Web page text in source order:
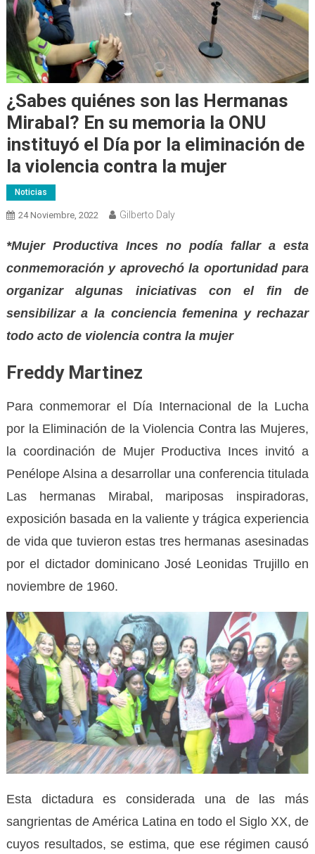
¿Sabes quiénes son las Hermanas
Mirabal? En su memoria la ONU
instituyó el Día por la eliminación de
la violencia contra la mujer
Noticias
24 Noviembre, 2022 Gilberto Daly
*Mujer Productiva Inces no podía fallar a esta
conmemoración y aprovechó la oportunidad para
organizar algunas iniciativas con el fin de
sensibilizar a la conciencia femenina y rechazar
todo acto de violencia contra la mujer
Freddy Martinez
Para conmemorar el Día Internacional de la Lucha
por la Eliminación de la Violencia Contra las Mujeres,
la coordinación de Mujer Productiva Inces invitó a
Penélope Alsina a desarrollar una conferencia titulada
Las hermanas Mirabal, mariposas inspiradoras,
exposición basada en la valiente y trágica experiencia
de vida que tuvieron estas tres hermanas asesinadas
por el dictador dominicano José Leonidas Trujillo en
noviembre de 1960.
Esta dictadura es considerada una de las más
sangrientas de América Latina en todo el Siglo XX, de
cuyos resultados, se estima, que ese régimen causó